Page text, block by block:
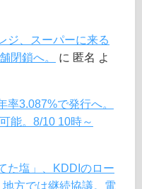
ジ、スーパーに来る
閉鎖へ。
に 匿名 よ
率3.087%で発行へ。
能。8/10 10時～
た塩」、KDDIのロー
方では継続協議。電